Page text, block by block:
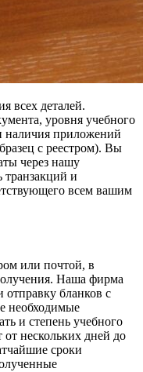
всех деталей.
уровня учебного
наличия приложений
с реестром). Вы
через нашу
и
всем вашим
или почтой, в
Наша фирма
отправку бланков с
необходимые
и степень учебного
от нескольких дней до
сроки